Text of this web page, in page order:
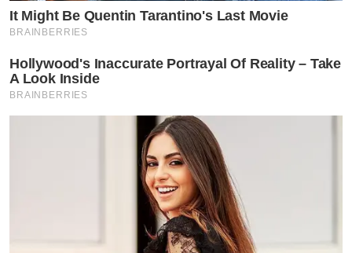
It Might Be Quentin Tarantino's Last Movie
BRAINBERRIES
Hollywood's Inaccurate Portrayal Of Reality – Take
A Look Inside
BRAINBERRIES